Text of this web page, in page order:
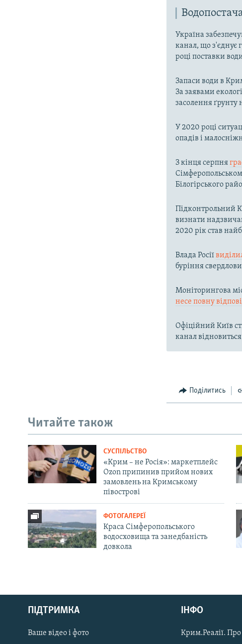
Русский
Qırımtatar
ДОЛУЧАЙСЯ!
Україна
канал, що з'єднує
році поставки
Запаси води в
За заявами
засолення ґрунту
У 2020 році
опадів і
З кінця серпня
Білогірського
Підконтрольний
визнати
2020 рік став
Влада Росії
буріння
Моніторингова
несе повну
Офіційний Київ
канал
Поділитись
Читайте також
СУСПІЛЬСТВО
«Крим – не Росія»: маркетплейс
Ozon припинив прийом нових
замовлень на Кримському
півострові
ФОТОГАЛЕРЕЇ
Краса Сімферопольського
водосховища та занедбаність
довкола
ПІДТРИМКА
Ваше відео і фото
ІНФО
Крим.Реалії. Про